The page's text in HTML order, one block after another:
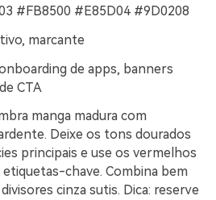
#FB8500 #E85D04 #9D0208
marcante
de apps, banners
CTA
manga madura com
Deixe os tons dourados
principais e use os vermelhos
chave. Combina bem
cinza sutis. Dica: reserve